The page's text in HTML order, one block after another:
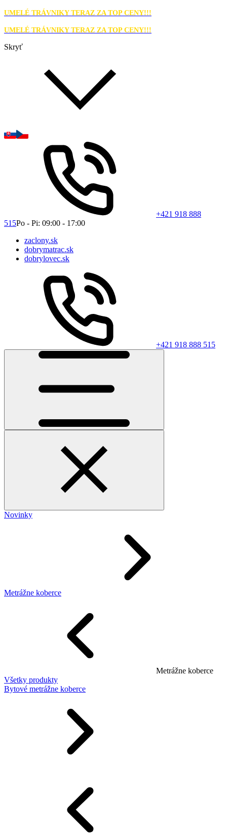
UMELÉ TRÁVNIKY TERAZ ZA TOP CENY!!!
UMELÉ TRÁVNIKY TERAZ ZA TOP CENY!!!
Skryť
+421 918 888
515Po - Pi: 09:00 - 17:00
zaclony.sk
dobrymatrac.sk
dobrylovec.sk
+421 918 888 515
Novinky
Metrážne koberce
Metrážne koberce
Všetky produkty
Bytové metrážne koberce